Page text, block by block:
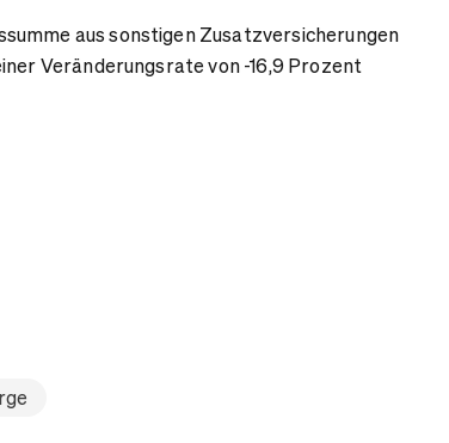
aus sonstigen Zusatzversicherungen
Veränderungsrate von -16,9 Prozent